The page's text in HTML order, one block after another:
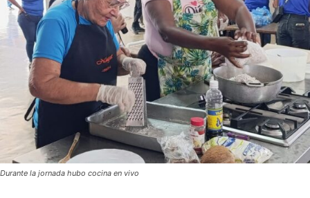
Durante la jornada hubo cocina en vivo